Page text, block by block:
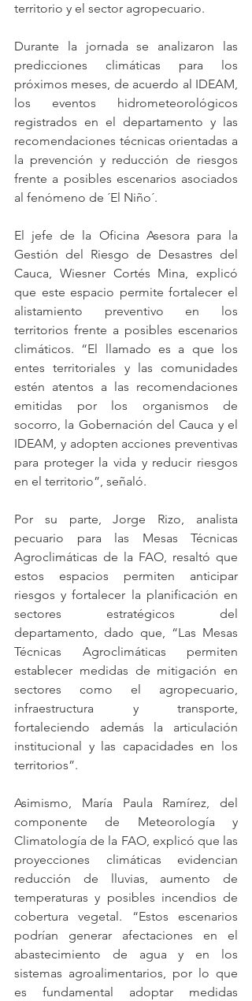
territorio y el sector agropecuario.
Durante la jornada se analizaron las
predicciones climáticas para los
próximos meses, de acuerdo al IDEAM,
los eventos hidrometeorológicos
registrados en el departamento y las
recomendaciones técnicas orientadas a
la prevención y reducción de riesgos
frente a posibles escenarios asociados
al fenómeno de ´El Niño´.
El jefe de la Oficina Asesora para la
Gestión del Riesgo de Desastres del
Cauca, Wiesner Cortés Mina, explicó
que este espacio permite fortalecer el
alistamiento preventivo en los
territorios frente a posibles escenarios
climáticos. “El llamado es a que los
entes territoriales y las comunidades
estén atentos a las recomendaciones
emitidas por los organismos de
socorro, la Gobernación del Cauca y el
IDEAM, y adopten acciones preventivas
para proteger la vida y reducir riesgos
en el territorio”, señaló.
Por su parte, Jorge Rizo, analista
pecuario para las Mesas Técnicas
Agroclimáticas de la FAO, resaltó que
estos espacios permiten anticipar
riesgos y fortalecer la planificación en
sectores estratégicos del
departamento, dado que, “Las Mesas
Técnicas Agroclimáticas permiten
establecer medidas de mitigación en
sectores como el agropecuario,
infraestructura y transporte,
fortaleciendo además la articulación
institucional y las capacidades en los
territorios”.
Asimismo, María Paula Ramírez, del
componente de Meteorología y
Climatología de la FAO, explicó que las
proyecciones climáticas evidencian
reducción de lluvias, aumento de
temperaturas y posibles incendios de
cobertura vegetal. “Estos escenarios
podrían generar afectaciones en el
abastecimiento de agua y en los
sistemas agroalimentarios, por lo que
es fundamental adoptar medidas